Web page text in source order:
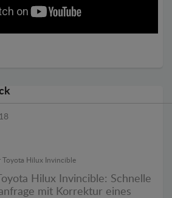
Toyota Hilux Invincible
Hilux Invincible: Schnelle
mit Korrektur eines